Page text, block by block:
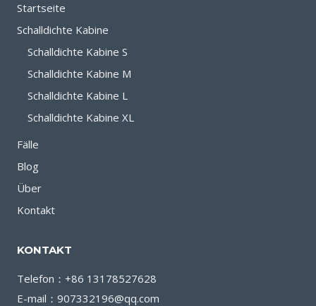
Startseite
Schalldichte Kabine
Schalldichte Kabine S
Schalldichte Kabine M
Schalldichte Kabine L
Schalldichte Kabine XL
Fälle
Blog
Über
Kontakt
KONTAKT
Telefon：+86 13178527628
E-mail：907332196@qq.com